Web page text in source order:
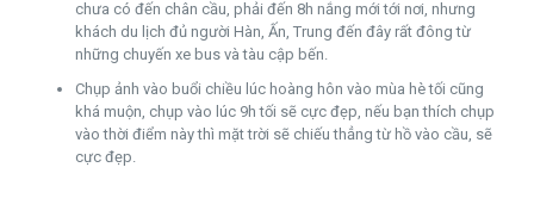
chưa có đến chân cầu, phải đến 8h nắng mới tới nơi, nhưng
khách du lịch đủ người Hàn, Ấn, Trung đến đây rất đông từ
những chuyến xe bus và tàu cập bến.
Chụp ảnh vào buổi chiều lúc hoàng hôn vào mùa hè tối cũng
khá muộn, chụp vào lúc 9h tối sẽ cực đẹp, nếu bạn thích chụp
vào thời điểm này thì mặt trời sẽ chiếu thẳng từ hồ vào cầu, sẽ
cực đẹp.